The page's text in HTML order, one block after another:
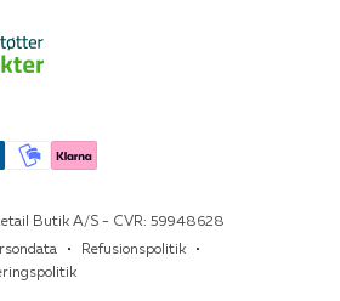
Butik A/S - CVR: 59948628
Refusionspolitik